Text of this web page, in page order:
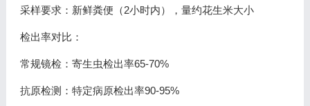
采样要求：新鲜粪便（2小时内），量约花生米大小
检出率对比：
常规镜检：寄生虫检出率65-70%
抗原检测：特定病原检出率90-95%